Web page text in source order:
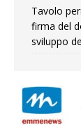
Tavolo
firma del
sviluppo